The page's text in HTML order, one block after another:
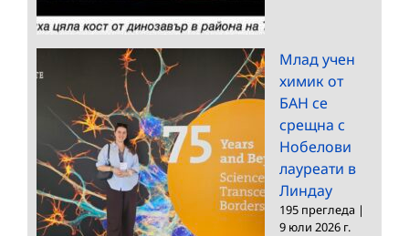
Млад учен
химик от
БАН се
срещна с
Нобелови
лауреати в
Линдау
195 прегледа |
9 юли 2026 г.